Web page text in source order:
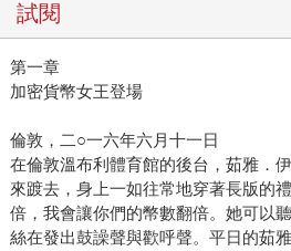
試閱
第一章
加密貨幣女王登場
倫敦，二○一六年六月十一日
在倫敦溫布利體育館的後台，茹雅．
來踱去，身上一如往常地穿著長版的
倍，我會讓你們的幣數翻倍。她可以
絲在發出鼓譟聲與歡呼聲。平日的茹